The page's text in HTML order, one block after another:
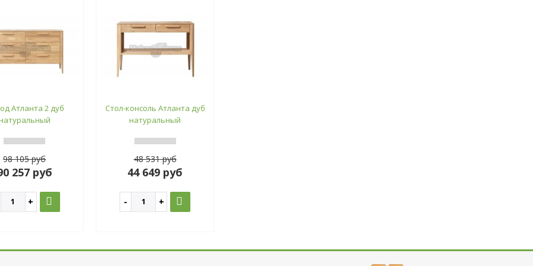
Атланта 2 дуб
98 105 руб
257 руб
Стол-консоль Атланта дуб
натуральный
48 531 руб
44 649 руб